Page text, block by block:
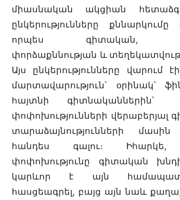
միասնական ակցիան
ընկերությունները
որպես գիտական,
փորձաքննության և
Այս ընկերությունները վարում
մարտավարություն՝ օրինակ՝
հայտնի գիտնականներին՝
փոփոխությունների վերաբերյալ
տարաձայնությունների մասին
հանդես գալու։ Իհարկե,
փոփոխությունը գիտական
կարևոր է այն
հասցեագրել, բայց այն նաև